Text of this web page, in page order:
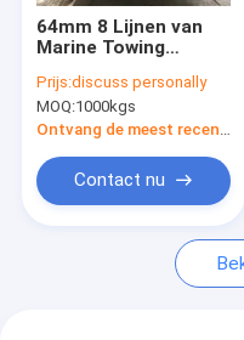
Fabriekstocht
NEEM CONTACT MET
nieuws
64mm 8 Lijnen van
Marine Towing
Floating Mooring van
de Bundelpp Kabel
Prijs:discuss personally
MOQ:1000kgs
Ontvang de meest recente Prijs
Contact nu